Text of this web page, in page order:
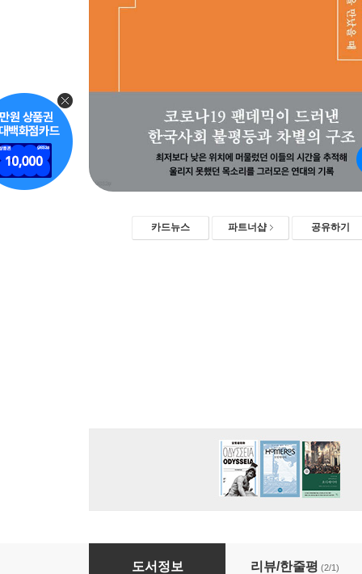
카드뉴스 파트너샵 공유하기
우리의 상처가 미래를 바꿀 수 있을까
도서정보 리뷰/한줄평 (2/1)